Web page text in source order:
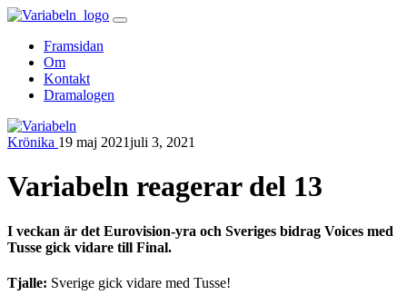
Skip
contentFramsidan
Om
Kontakt
Dramalogen
Krönika 19 maj 2021juli 3, 2021
Variabeln reagerar del 13
I veckan är det Eurovision-yra och Sveriges bidrag Voices med
Tusse gick vidare till Final.
Tjalle: Sverige gick vidare med Tusse!